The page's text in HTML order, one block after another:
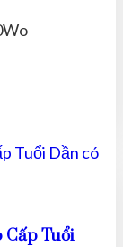
Cấp Tuổi